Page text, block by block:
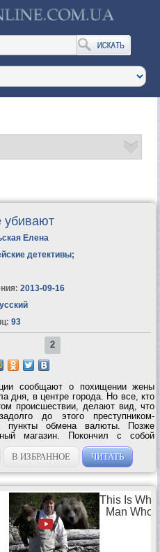
убивают
Елена
детективы;
2013-09-16
93
2
сообщают о похищении жены
дня, в центре города. Но все, кто
происшествии, делают вид, что
до этого преступником-
пункты обмена валюты. Позже
магазин. Покончил с собой
всеми этими преступлениями —
В ИЗБРАННОЕ ЧИТАТЬ